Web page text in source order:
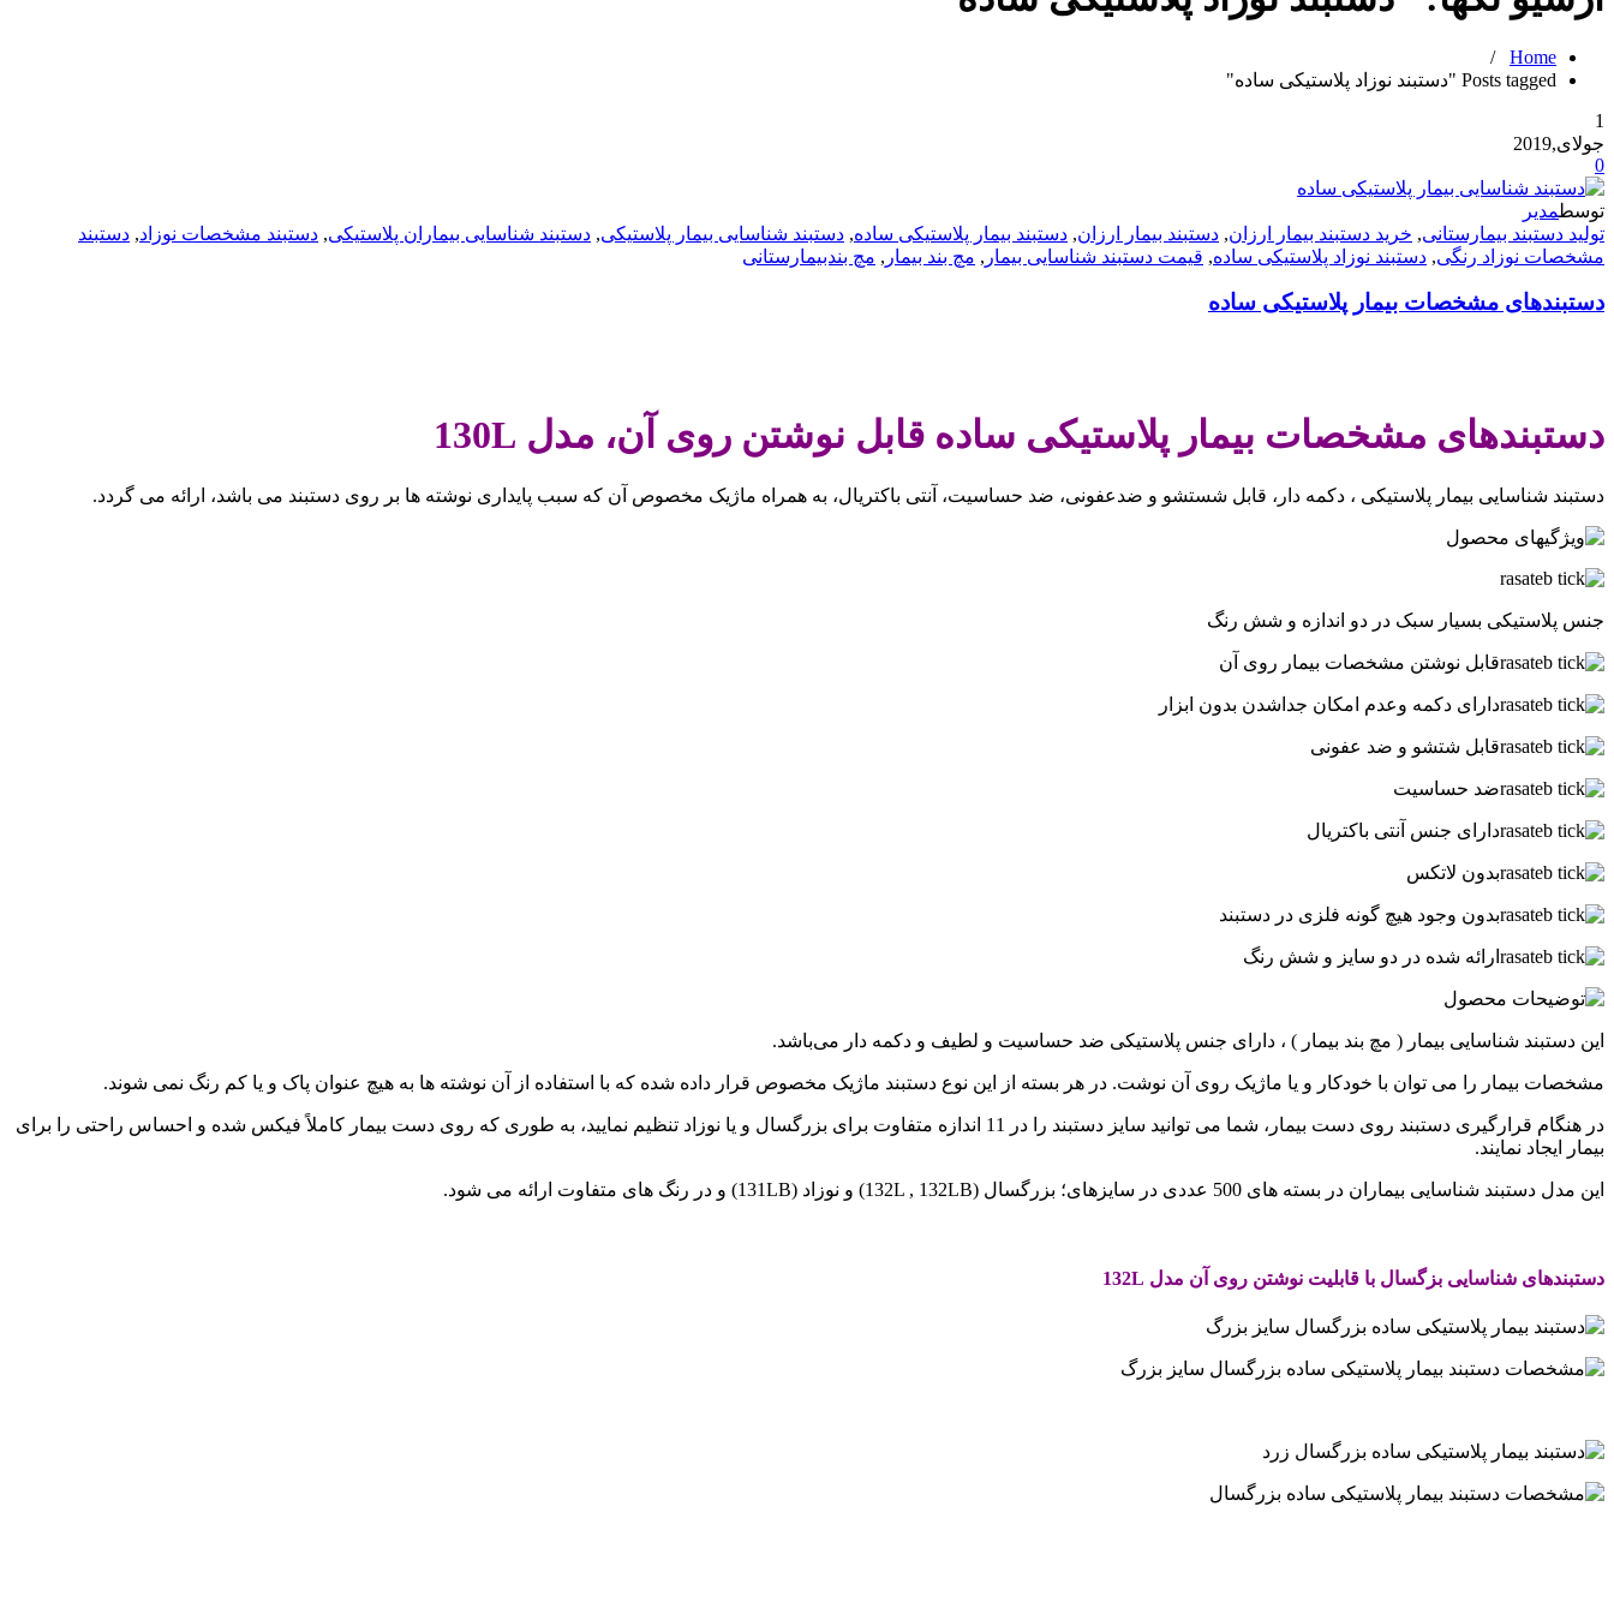
Home
/
Posts tagged "دستبند نوزاد پلاستیکی ساده"
1
جولای,2019
0
توسطمدیر
تولید دستبند بیمارستانی, خرید دستبند بیمار ارزان, دستبند بیمار ارزان, دستبند بیمار پلاستیکی ساده, دستبند شناسایی بیمار پلاستیکی, دستبند شناسایی بیماران پلاستیکی, دستبند مشخصات نوزاد, دستبند
مشخصات نوزاد رنگی, دستبند نوزاد پلاستیکی ساده, قیمت دستبند شناسایی بیمار , مچ بند بیمار , مچ بندبیمارستانی
دستبندهای مشخصات بیمار پلاستیکی ساده
دستبندهای مشخصات بیمار پلاستیکی ساده قابل نوشتن روی آن، مدل 130L
دستبند شناسایی بیمار پلاستیکی ، دکمه دار، قابل شستشو و ضدعفونی، ضد حساسیت، آنتی باکتریال، به همراه ماژیک مخصوص آن که سبب پایداری نوشته ها بر روی دستبند می باشد، ارائه می گردد.
جنس پلاستیکی بسیار سبک در دو اندازه و شش رنگ
قابل نوشتن مشخصات بیمار روی آن
دارای دکمه وعدم امکان جداشدن بدون ابزار
قابل شتشو و ضد عفونی
ضد حساسیت
دارای جنس آنتی باکتریال
بدون لاتکس
بدون وجود هیچ گونه فلزی در دستبند
ارائه شده در دو سایز و شش رنگ
این دستبند شناسایی بیمار ( مچ بند بیمار ) ، دارای جنس پلاستیکی ضد حساسیت و لطیف و دکمه دار می‌باشد.
مشخصات بیمار را می توان با خودکار و یا ماژیک روی آن نوشت. در هر بسته از این نوع دستبند ماژیک مخصوص قرار داده شده که با استفاده از آن نوشته ها به هیچ عنوان پاک و یا کم رنگ نمی شوند.
در هنگام قرارگیری دستبند روی دست بیمار، شما می توانید سایز دستبند را در 11 اندازه متفاوت برای بزرگسال و یا نوزاد تنظیم نمایید، به طوری که روی دست بیمار کاملاً فیکس شده و احساس راحتی را برای
بیمار ایجاد نمایند.
این مدل دستبند شناسایی بیماران در بسته های 500 عددی در سایزهای؛ بزرگسال (132L , 132LB) و نوزاد (131LB) و در رنگ های متفاوت ارائه می شود.
دستبندهای شناسایی بزگسال با قابلیت نوشتن روی آن مدل 132L